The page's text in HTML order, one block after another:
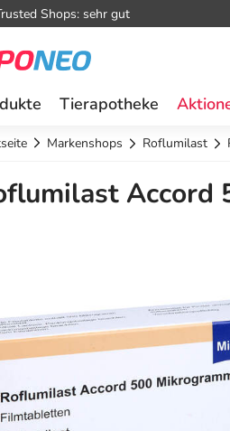
Shops: sehr gut
Tierapotheke
Markenshops Roflumilast
Accord